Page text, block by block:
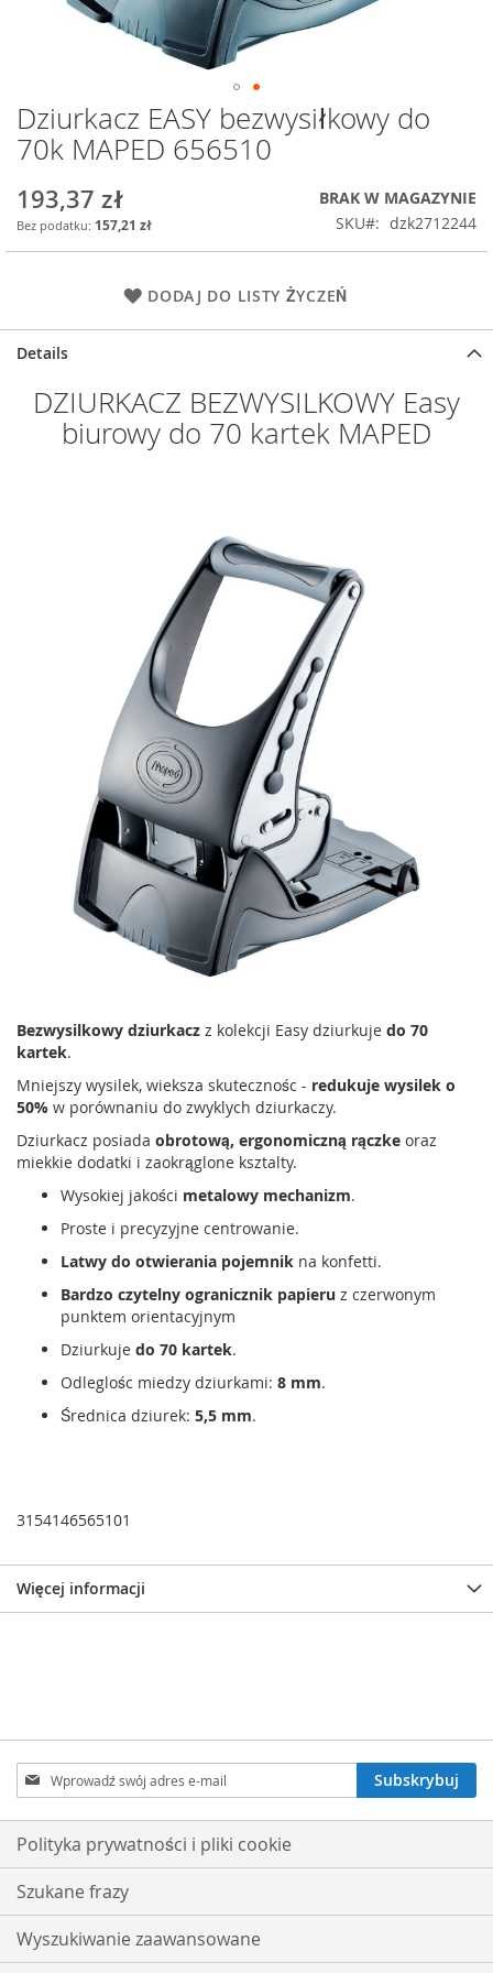
Przejdź
na
początek
Dziurkacz EASY bezwysiłkowy do
70k MAPED 656510
193,37 zł
157,21 zł
BRAK W MAGAZYNIE
SKU
dzk2712244
DODAJ DO LISTY ŻYCZEŃ
Details
DZIURKACZ BEZWYSILKOWY Easy
biurowy do 70 kartek MAPED
Bezwysilkowy dziurkacz z kolekcji Easy dziurkuje do 70
kartek.
Mniejszy wysilek, wieksza skutecznośc - redukuje wysilek o
50% w porównaniu do zwyklych dziurkaczy.
Dziurkacz posiada obrotową, ergonomiczną rączke oraz
miekkie dodatki i zaokrąglone ksztalty.
Wysokiej jakości metalowy mechanizm.
Proste i precyzyjne centrowanie.
Latwy do otwierania pojemnik na konfetti.
Bardzo czytelny ogranicznik papieru z czerwonym
punktem orientacyjnym
Dziurkuje do 70 kartek.
Odleglośc miedzy dziurkami: 8 mm.
Średnica dziurek: 5,5 mm.
3154146565101
Więcej informacji
Subskrybuj
nasz
newsletter:
Subskrybuj
Polityka prywatności i pliki cookie
Szukane frazy
Wyszukiwanie zaawansowane